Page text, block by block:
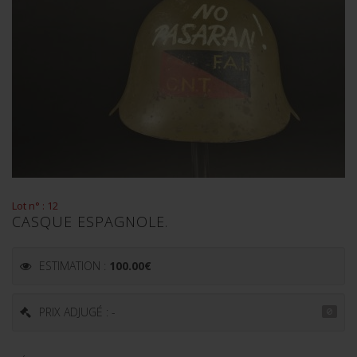
Lot n° : 12
CASQUE ESPAGNOLE.
ESTIMATION : 100.00€
PRIX ADJUGÉ : -